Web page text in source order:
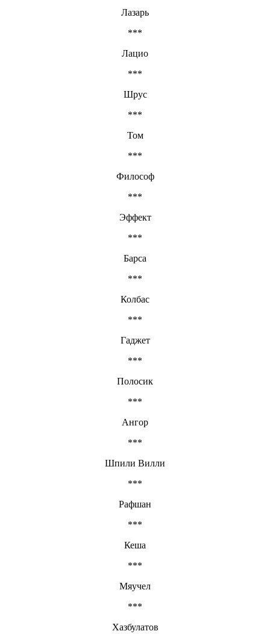
Лазарь
***
Лацио
***
Шрус
***
Том
***
Философ
***
Эффект
***
Барса
***
Колбас
***
Гаджет
***
Полосик
***
Ангор
***
Шпили Вилли
***
Рафшан
***
Кеша
***
Мяучел
***
Хазбулатов